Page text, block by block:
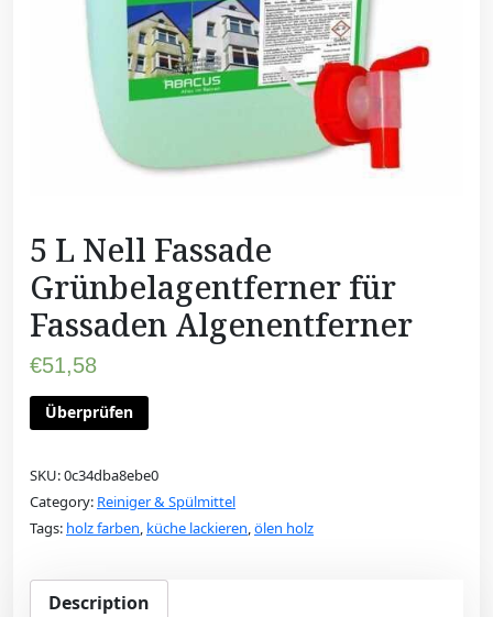
5 L Nell Fassade
Grünbelagentferner für
Fassaden Algenentferner
€51,58
Überprüfen
SKU:0c34dba8ebe0
Category: Reiniger & Spülmittel
Tags: holz farben, küche lackieren,ölen holz
Description